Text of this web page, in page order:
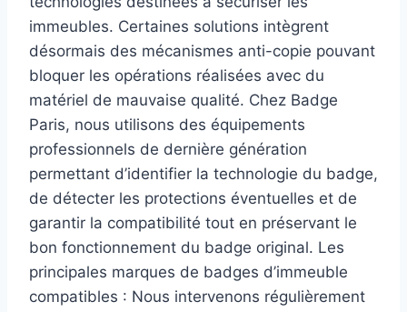
immeubles. Certaines solutions intègrent
désormais des mécanismes anti-copie pouvant
bloquer les opérations réalisées avec du
matériel de mauvaise qualité.​ Chez Badge
Paris, nous utilisons des équipements
professionnels de dernière génération
permettant d’identifier la technologie du badge,
de détecter les protections éventuelles et de
garantir la compatibilité tout en préservant le
bon fonctionnement du badge original. ​Les
principales marques de badges d’immeuble
compatibles :​ Nous intervenons régulièrement